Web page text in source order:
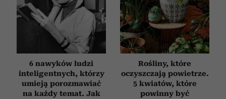
6 nawyków ludzi
inteligentnych, którzy
umieją porozmawiać
na każdy temat. Jak
Rośliny, które
oczyszczają powietrze.
5 kwiatów, które
powinny być